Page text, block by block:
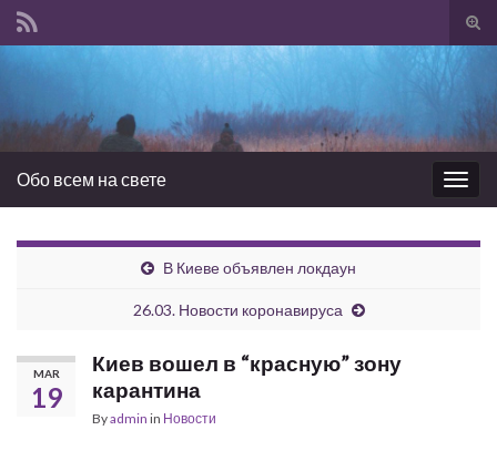
Обо всем на свете
В Киеве объявлен локдаун
26.03. Новости коронавируса
MAR
19
Киев вошел в “красную” зону
карантина
Byadmin in Новости